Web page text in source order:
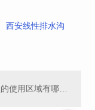
西安线性排水沟